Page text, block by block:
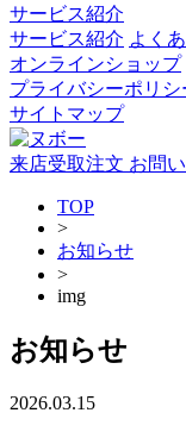
サービス紹介
サービス紹介 よく
オンラインショップ
プライバシーポリシ
サイトマップ
来店受取注文 お問
TOP
>
お知らせ
>
img
お知らせ
2026.03.15